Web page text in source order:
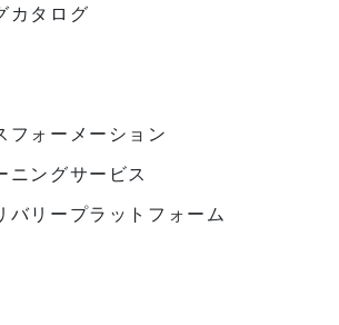
カタログ
フォーメーション
ニングサービス
バリープラットフォーム